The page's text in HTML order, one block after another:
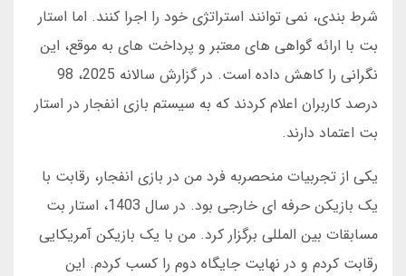
شرط بندی، نمی توانند استراتژی خود را اجرا کنند. اما استار
بت با ارائه گواهی های معتبر و پرداخت های به موقع، این
نگرانی را کاهش داده است. در گزارش سالانه 2025، 98
درصد کاربران اعلام کردند که به سیستم بازی انفجار در استار
بت اعتماد دارند.
یکی از تجربیات منحصربه فرد من در بازی انفجار، رقابت با
یک بازیکن حرفه ای خارجی بود. در سال 1403، استار بت
مسابقات بین المللی برگزار کرد. من با یک بازیکن آمریکایی
رقابت کردم و در نهایت جایگاه دوم را کسب کردم. این